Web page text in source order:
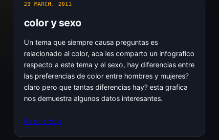
29 MARCH, 2011
color y sexo
Un tema que siempre causa preguntas es
relacionado al color, aca les comparto un infografico
respecto a este tema y el sexo, hay diferencias entre
las preferencias de color entre hombres y mujeres?
claro pero que tantas diferencias hay? esta grafica
nos demuestra algunos datos interesantes.
Read article